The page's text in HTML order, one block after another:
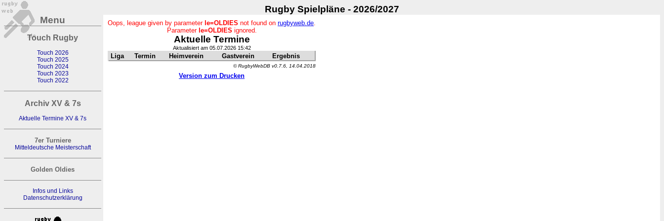
Rugby Spielpläne - 2026/2027
Menu
Touch Rugby
Touch 2026
Touch 2025
Touch 2024
Touch 2023
Touch 2022
Archiv XV & 7s
Aktuelle Termine XV & 7s
7er Turniere
Mitteldeutsche Meisterschaft
Golden Oldies
Infos und Links
Datenschutzerklärung
Oops, league given by parameter le=OLDIES not found on rugbyweb.de.
Parameter le=OLDIES ignored.
Aktuelle Termine
Aktualisiert am 05.07.2026 15:42
Liga Termin Heimverein Gastverein Ergebnis
© RugbyWebDB v0.7.6, 14.04.2018
Version zum Drucken